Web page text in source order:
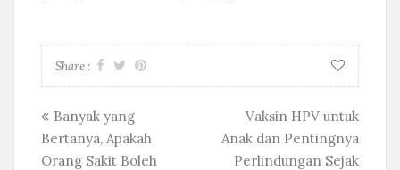
Share :
Posts
navigation
Banyak yang
Bertanya, Apakah
Orang Sakit Boleh
Vaksin HPV untuk
Anak dan Pentingnya
Perlindungan Sejak